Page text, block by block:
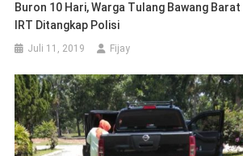
Buron 10 Hari, Warga Tulang Bawang
IRT Ditangkap Polisi
Juli 11, 2019 Fijay